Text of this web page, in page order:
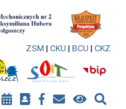
ZSM | CKU | BCU | CKZ